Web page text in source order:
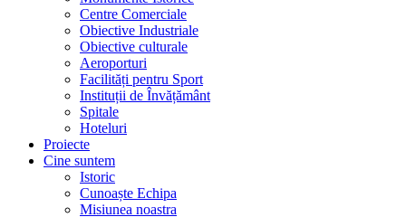
Centre Comerciale
Obiective Industriale
Obiective culturale
Aeroporturi
Facilități pentru Sport
Instituții de Învățământ
Spitale
Hoteluri
Proiecte
Cine suntem
Istoric
Cunoaște Echipa
Misiunea noastra